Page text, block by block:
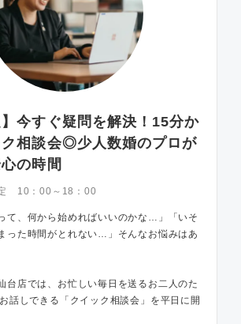
】今すぐ疑問を解決！15分か
ク相談会◎少人数婚のプロが
の時間
10：00～18：00
て、何から始めればいいのかな…」「いそ
った時間がとれない…」そんなお悩みはあ
店では、お忙しい毎日を送るお二人のた
話しできる「クイック相談会」を平日に開